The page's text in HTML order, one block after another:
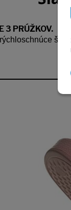
3 PRÚŽKOV.